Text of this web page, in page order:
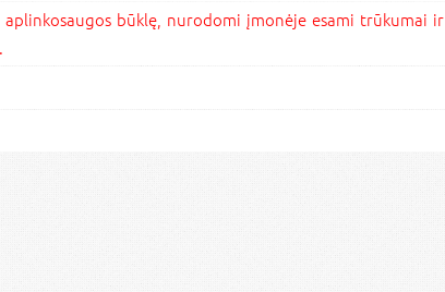
būklę, nurodomi įmonėje esami trūkumai ir